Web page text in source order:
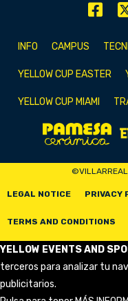
INFO CAMPUS
YELLOW CUP EASTER
YELLOW CUP MIAMI
©VILLARREAL
LEGAL NOTICE PRIVACY
TERMS AND CONDITIONS
YELLOW EVENTS AND
terceros para analizar tu
publicitarios.